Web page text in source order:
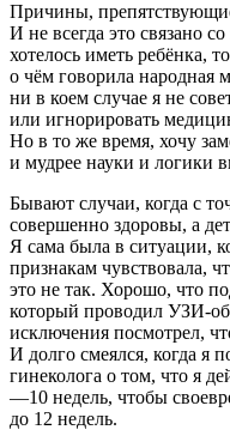
Причины,
И не всегда это связано
хотелось иметь ребёнка,
о чём говорила народная
ни в коем случае я не
или игнорировать
Но в то же время, хочу
и мудрее науки и логики
Бывают случаи, когда с
совершенно здоровы, а
Я сама была в ситуации,
признакам чувствовала,
это не так. Хорошо, что
который проводил УЗИ-
исключения посмотрел,
И долго смеялся, когда я
гинеколога о том, что я
—10 недель, чтобы
до 12 недель.